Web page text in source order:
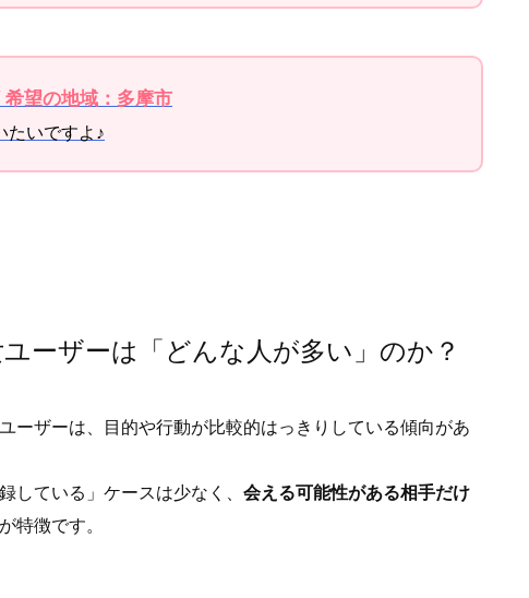
望の地域：多摩市
たいですよ♪
ーザーは「どんな人が多い」のか？
ーザーは、目的や行動が比較的はっきりしている傾向があ
している」ケースは少なく、 会える可能性がある相手だけ
特徴です。